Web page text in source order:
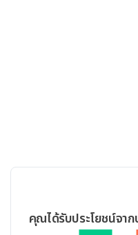
คุณได้รับประโยชน์จา